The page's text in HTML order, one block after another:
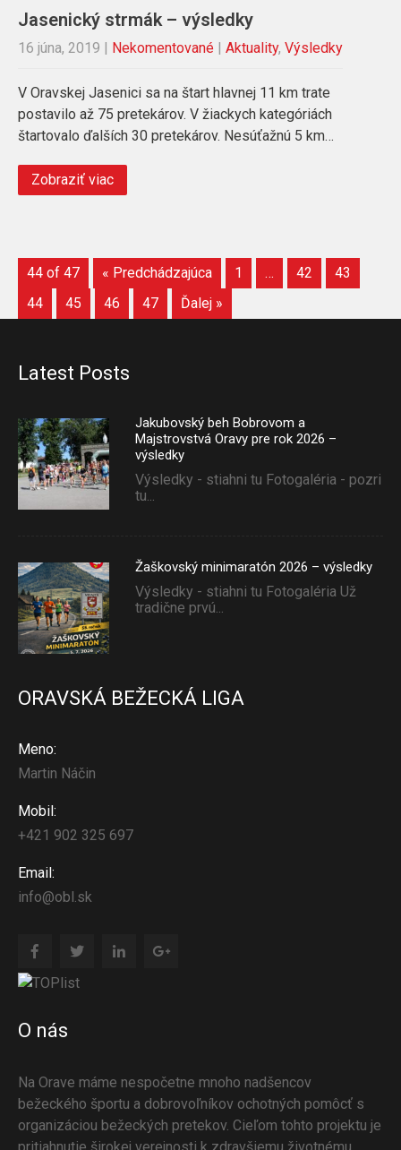
Jasenický strmák – výsledky
16 júna, 2019 | Nekomentované | Aktuality, Výsledky
V Oravskej Jasenici sa na štart hlavnej 11 km trate
postavilo až 75 pretekárov. V žiackych kategóriách
štartovalo ďalších 30 pretekárov. Nesúťažnú 5 km…
Zobraziť viac
44 of 47 « Predchádzajúca 1 … 42
43
44
45 46 47 Ďalej »
Latest Posts
Jakubovský beh Bobrovom a
Majstrovstvá Oravy pre rok 2026 –
výsledky
Výsledky - stiahni tu Fotogaléria - pozri
tu...
Žaškovský minimaratón 2026 – výsledky
Výsledky - stiahni tu Fotogaléria Už
tradične prvú...
ORAVSKÁ BEŽECKÁ LIGA
Meno:
Martin Náčin
Mobil:
+421 902 325 697
Email:
info@obl.sk
O nás
Na Orave máme nespočetne mnoho nadšencov
bežeckého športu a dobrovoľníkov ochotných pomôcť s
organizáciou bežeckých pretekov. Cieľom tohto projektu je